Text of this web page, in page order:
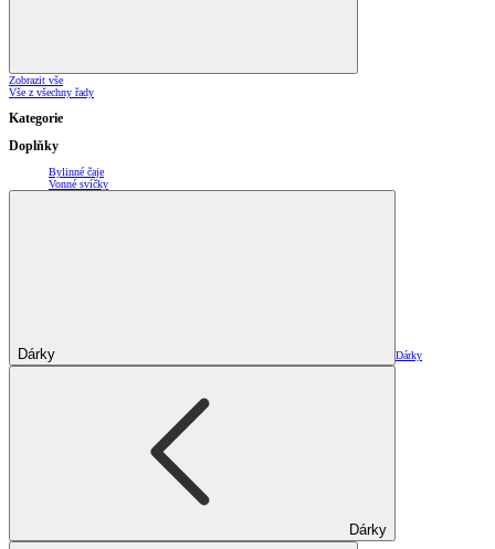
Zobrazit vše
Vše z všechny řady
Kategorie
Doplňky
Bylinné čaje
Vonné svíčky
Dárky Dárky
Dárky